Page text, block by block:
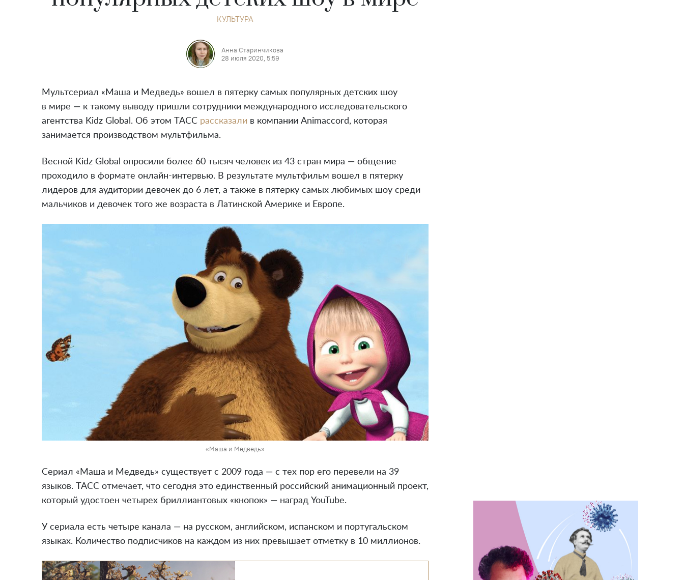
КУЛЬТУРА
Анна Старинчикова
28 июля 2020, 5:59
Мультсериал «Маша и Медведь» вошел в пятерку самых популярных детских шоу
в мире — к такому выводу пришли сотрудники международного исследовательского
агентства Kidz Global. Об этом ТАСС рассказали в компании Animaccord, которая
занимается производством мультфильма.
Весной Kidz Global опросили более 60 тысяч человек из 43 стран мира — общение
проходило в формате онлайн-интервью. В результате мультфильм вошел в пятерку
лидеров для аудитории девочек до 6 лет, а также в пятерку самых любимых шоу среди
мальчиков и девочек того же возраста в Латинской Америке и Европе.
«Маша и Медведь»
Сериал «Маша и Медведь» существует с 2009 года — с тех пор его перевели на 39
языков. ТАСС отмечает, что сегодня это единственный российский анимационный проект,
который удостоен четырех бриллиантовых «кнопок» — наград YouTube.
У сериала есть четыре канала — на русском, английском, испанском и португальском
языках. Количество подписчиков на каждом из них превышает отметку в 10 миллионов.